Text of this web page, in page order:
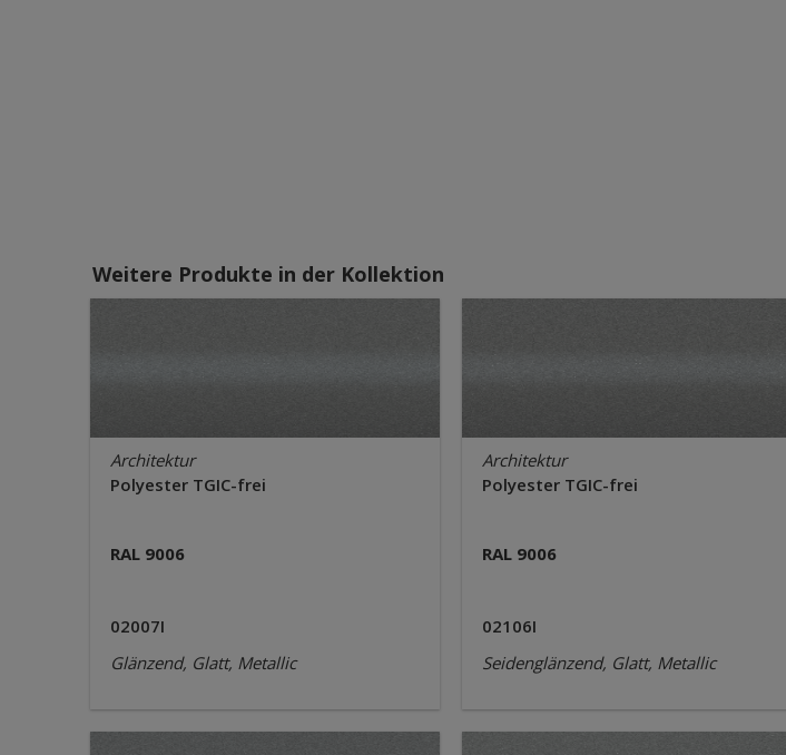
Weitere Produkte in der Kollektion
Architektur
Polyester TGIC-frei
RAL 9006
02007I
Glänzend, Glatt, Metallic
Architektur
Polyester TGIC-frei
RAL 9006
02106I
Seidenglänzend, Glatt, Metallic